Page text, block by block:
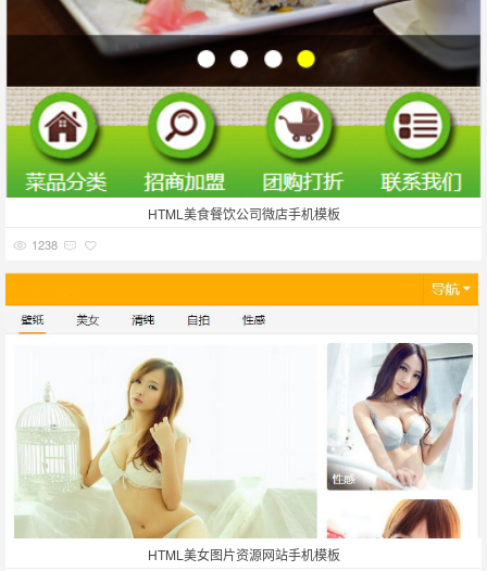
HTML美食餐饮公司微店手机模板
1238
HTML美女图片资源网站手机模板